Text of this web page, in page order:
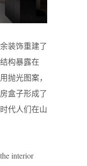
装饰重建了
构暴露在
抛光图案，
盒子形成了
代人们在山
interior